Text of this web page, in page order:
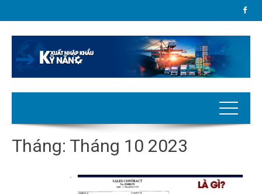
Tháng: Tháng 10 2023